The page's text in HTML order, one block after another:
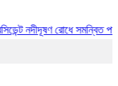
রোধে সমন্বিত পদক্ষেপ